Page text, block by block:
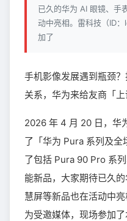
已久的华为 AI 眼镜、手
动中亮相。雷科技（ID
加了
手机影像发展遇到瓶颈
关系，华为来给友商「上
2026 年 4 月 20 日，华
了「华为 Pura 系列及全
了包括 Pura 90 Pro 系
能新品，大家期待已久
慧屏等新品也在活动中
为受邀媒体，现场参加了